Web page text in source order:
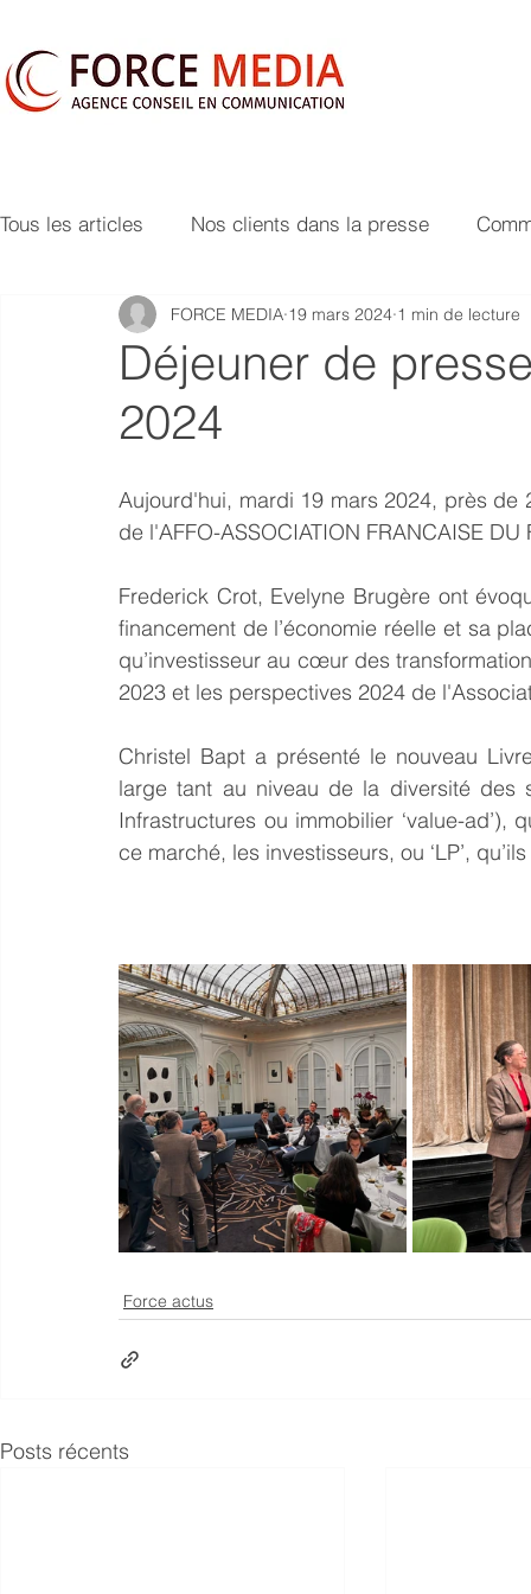
Tous les articles Nos clients dans la presse
Déjeuner de
2024
FORCE MEDIA 19 mars 2024 1 min de lecture
Aujourd'hui, mardi 19 mars 2024, près
de l'AFFO-ASSOCIATION FRANCAISE DU
Frederick Crot, Evelyne Brugère ont
financement de l’économie réelle et sa
qu’investisseur au cœur des
2023 et les perspectives 2024 de
Christel Bapt a présenté le nouveau
large tant au niveau de la diversité des
Infrastructures ou immobilier ‘value-
ce marché, les investisseurs, ou ‘LP’,
Force actus
Posts récents